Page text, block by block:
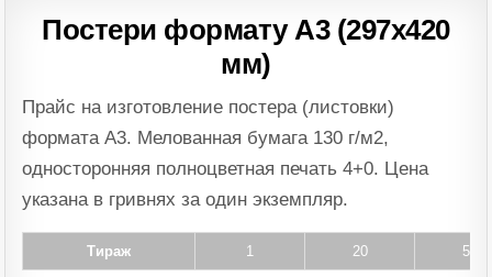
Постери формату А3 (297х420
мм)
Прайс на изготовление постера (листовки)
формата А3. Мелованная бумага 130 г/м2,
односторонняя полноцветная печать 4+0. Цена
указана в гривнях за один экземпляр.
Тираж 1 20 50